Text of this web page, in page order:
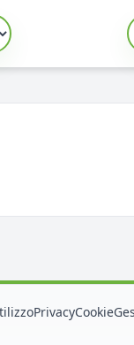
PrivacyCookie